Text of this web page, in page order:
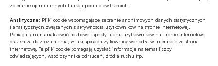
zbieranie opinii i innych funkcji podmiotów trzecich.
Analityczne: Pliki cookie wspomagające zebranie anonimowych danych statystycznych
i analitycznych związanych z aktywnością użytkowników na stronie internetowej.
Pomagają nam analizować liczbowe aspekty ruchu użytkowników na stronie internetowej
oraz służą do zrozumienia, w jaki sposób użytkownicy wchodzą w interakcje ze stroną
internetową. Te pliki cookie pomagają uzyskać informacje na temat liczby
odwiedzających, współczynnika odrzuceń, źródła ruchu itp.
automatycznie na polepszenie wyniku
finansowego.
Poza tym o tym, że banki są instytucjami zaufania
publicznego, nie decydują tylko ich oddzielne